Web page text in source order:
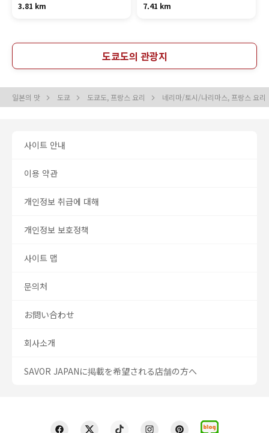
3.81 km
7.41 km
도쿄도의 관광지
일본의 맛 도쿄 도쿄도, 프랑스 요리 네리마/토시/나리마스, 프랑스 요리
사이트 안내
이용 약관
개인정보 취급에 대해
개인정보 보호정책
사이트 맵
문의처
お問い合わせ
회사소개
SAVOR JAPANに掲載を希望される店舗の方へ